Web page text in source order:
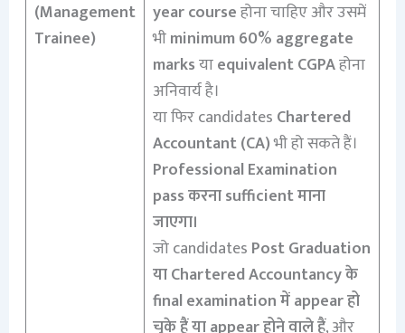
(Management
Trainee)
year courseहोना चाहिए और उसमें
भीminimum 60% aggregate
marksयाequivalent CGPAहोना
अनिवार्य है।
या फिर candidates Chartered
Accountant (CA)भी हो सकते हैं।
Professional Examination
pass करना sufficient माना
जाएगा।
जो candidates Post Graduation
या Chartered Accountancy के
final examination में appear हो
चुके हैं या appear होने वाले हैं, और